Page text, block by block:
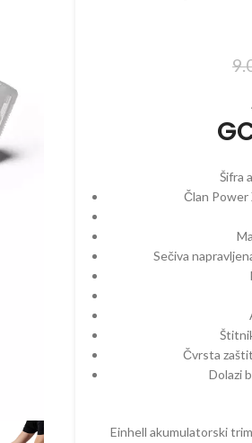
DUVAČI – ELEKTRIČNI
KULTIVATORI – ELEKTRIČNI
PERAČI – ELEKTRIČNI
Šifra
Član
Sečiva
Čvrsta
Dolazi
Einhell akumulatorski